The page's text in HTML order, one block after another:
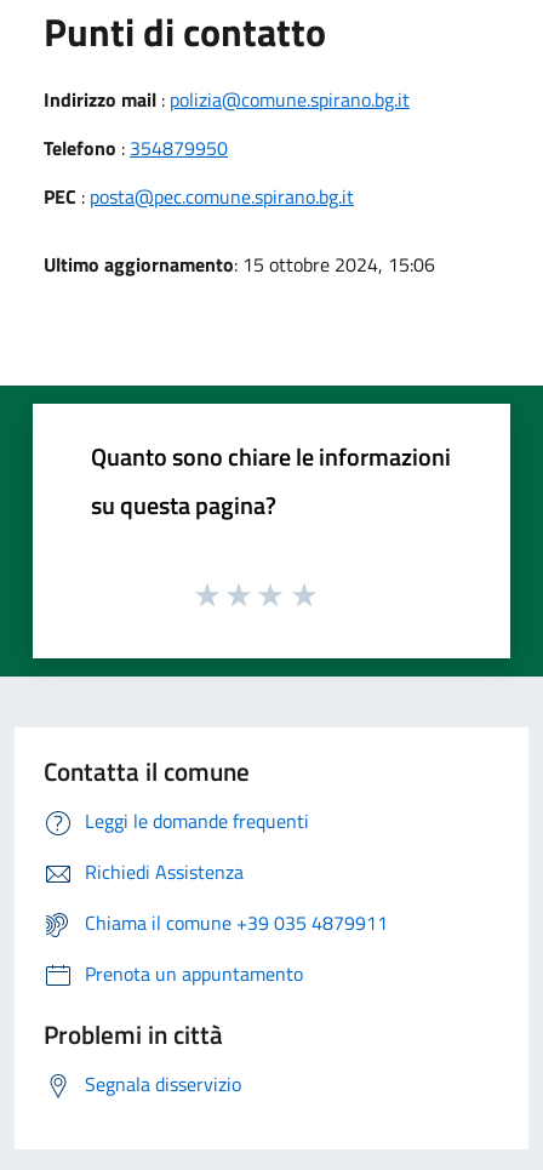
Punti di contatto
Indirizzo mail : polizia@comune.spirano.bg.it
Telefono : 354879950
PEC : posta@pec.comune.spirano.bg.it
Ultimo aggiornamento: 15 ottobre 2024, 15:06
Quanto sono chiare le informazioni
su questa pagina?
Contatta il comune
Leggi le domande frequenti
Richiedi Assistenza
Chiama il comune +39 035 4879911
Prenota un appuntamento
Problemi in città
Segnala disservizio